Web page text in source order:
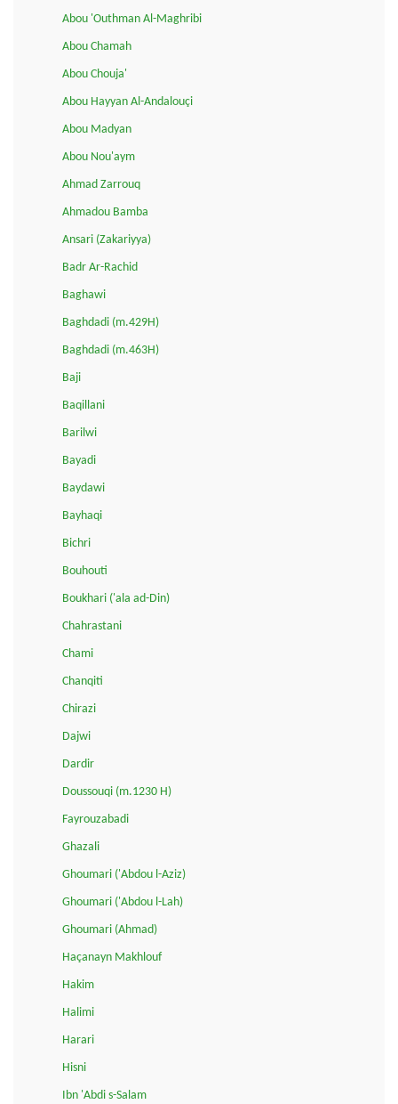
Abou 'Outhman Al-Maghribi
Abou Chamah
Abou Chouja'
Abou Hayyan Al-Andalouçi
Abou Madyan
Abou Nou'aym
Ahmad Zarrouq
Ahmadou Bamba
Ansari (Zakariyya)
Badr Ar-Rachid
Baghawi
Baghdadi (m.429H)
Baghdadi (m.463H)
Baji
Baqillani
Barilwi
Bayadi
Baydawi
Bayhaqi
Bichri
Bouhouti
Boukhari ('ala ad-Din)
Chahrastani
Chami
Chanqiti
Chirazi
Dajwi
Dardir
Doussouqi (m.1230 H)
Fayrouzabadi
Ghazali
Ghoumari ('Abdou l-Aziz)
Ghoumari ('Abdou l-Lah)
Ghoumari (Ahmad)
Haçanayn Makhlouf
Hakim
Halimi
Harari
Hisni
Ibn 'Abdi s-Salam